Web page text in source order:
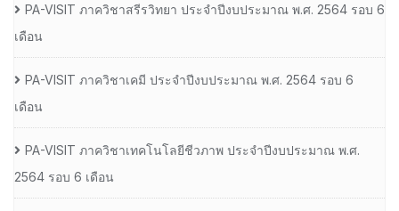
PA-VISIT ภาควิชาสรีรวิทยา ประจำปีงบประมาณ พ.ศ. 2564 รอบ 6
เดือน
PA-VISIT ภาควิชาเคมี ประจำปีงบประมาณ พ.ศ. 2564 รอบ 6
เดือน
PA-VISIT ภาควิชาเทคโนโลยีชีวภาพ ประจำปีงบประมาณ พ.ศ.
2564 รอบ 6 เดือน